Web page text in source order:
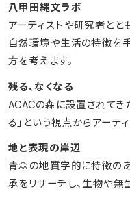
八甲田縄文ラボ
アーティストや研究者とと
自然環境や生活の特徴を
方を考えます。
残る、なくなる
ACACの森に設置されてき
る」という視点からアーテ
地と表現の岸辺
青森の地質学的に特徴の
承をリサーチし、生物や無